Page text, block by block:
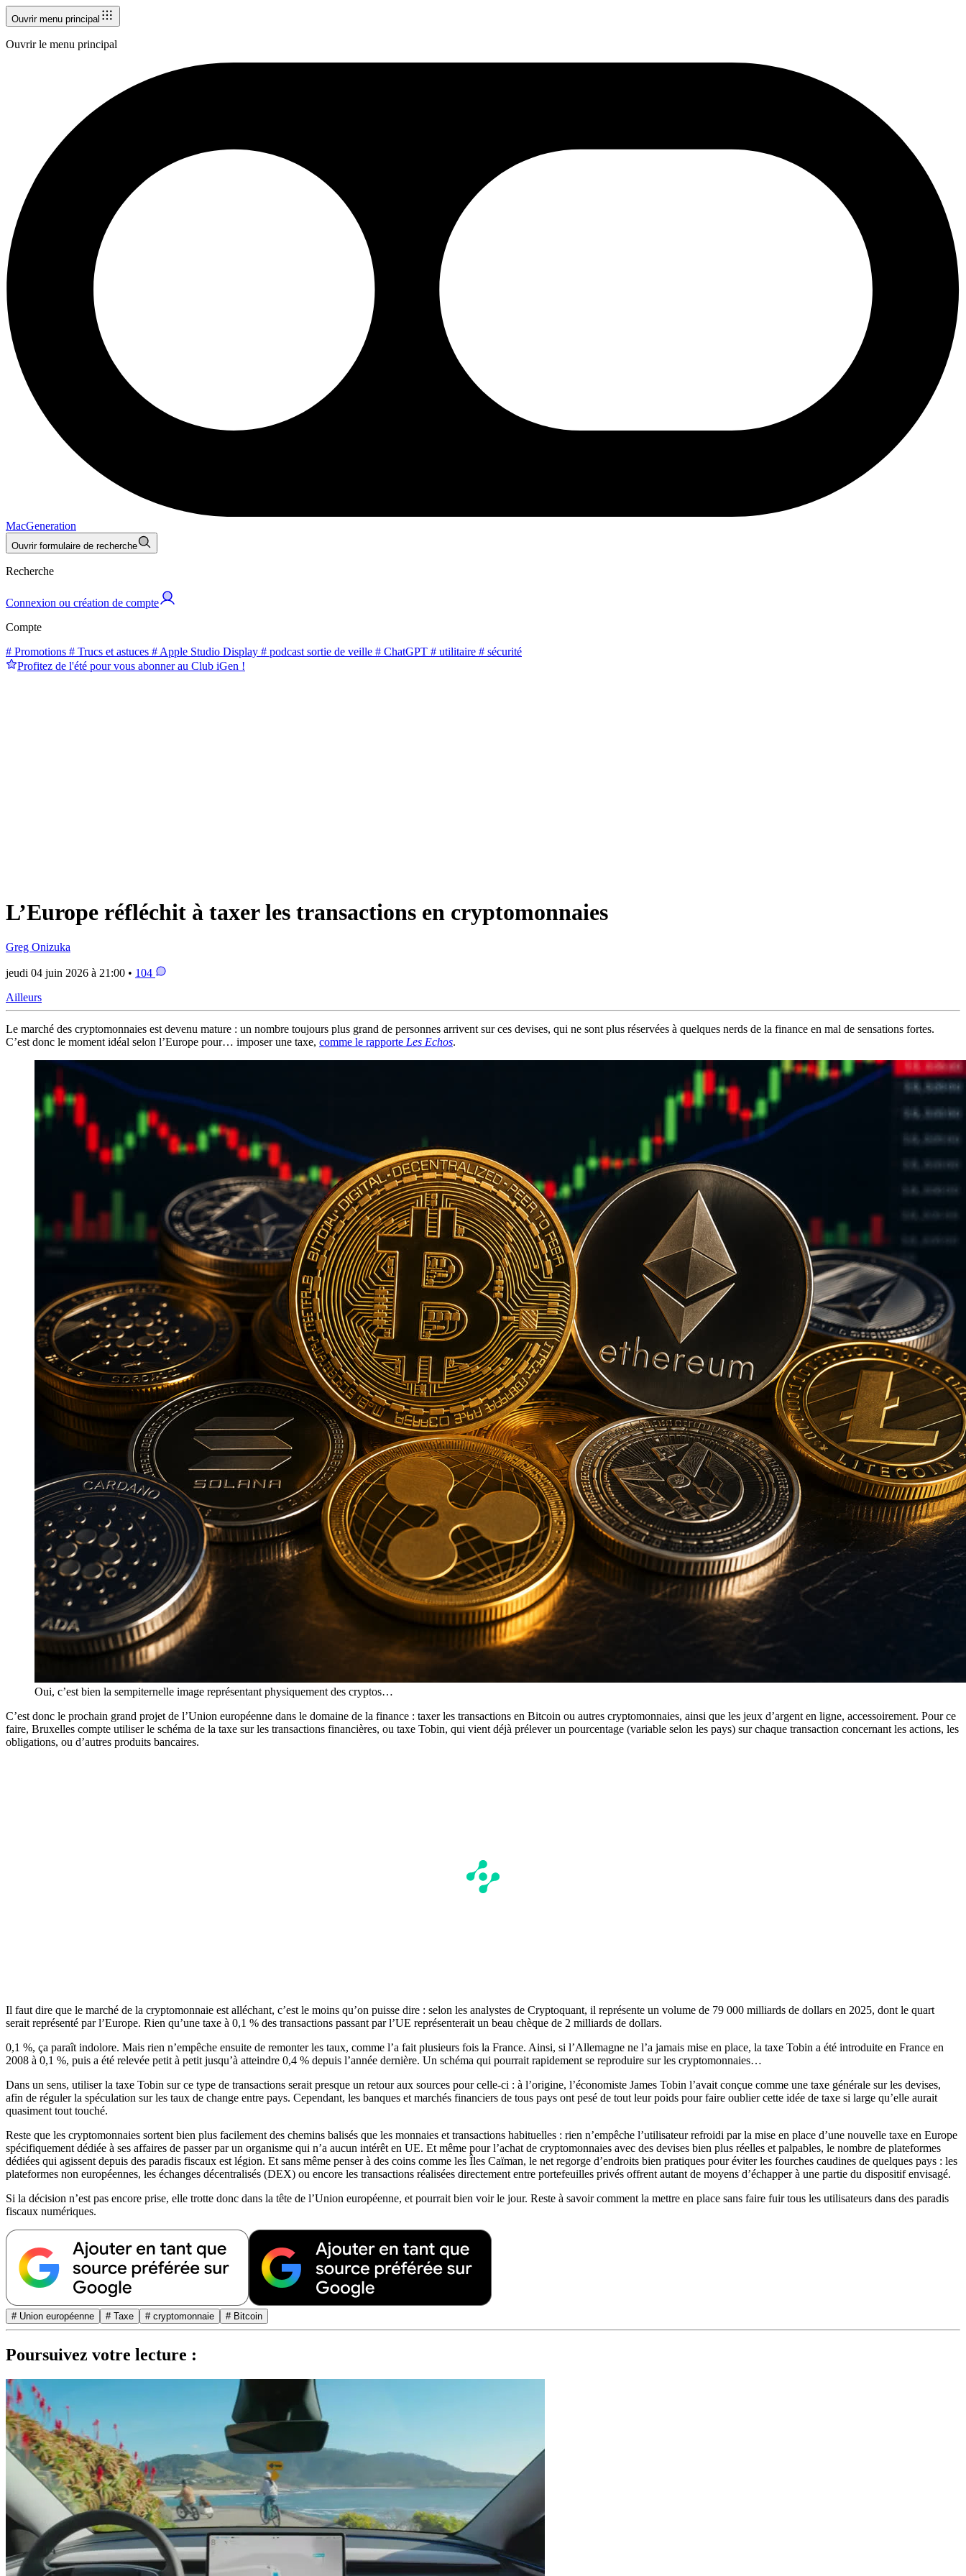
Ouvrir menu principal
Ouvrir le menu principal
MacGeneration
Ouvrir formulaire de recherche
Recherche
Connexion ou création de compte
Compte
# Promotions # Trucs et astuces # Apple Studio Display # podcast sortie de veille # ChatGPT # utilitaire # sécurité
Profitez de l'été pour vous abonner au Club iGen !
L’Europe réfléchit à taxer les transactions en cryptomonnaies
Greg Onizuka
jeudi 04 juin 2026 à 21:00 • 104
Ailleurs
Le marché des cryptomonnaies est devenu mature : un nombre toujours plus grand de personnes arrivent sur ces devises, qui ne sont plus réservées à quelques nerds de la finance en mal de sensations fortes.
C’est donc le moment idéal selon l’Europe pour… imposer une taxe, comme le rapporte Les Echos.
Oui, c’est bien la sempiternelle image représentant physiquement des cryptos…
C’est donc le prochain grand projet de l’Union européenne dans le domaine de la finance : taxer les transactions en Bitcoin ou autres cryptomonnaies, ainsi que les jeux d’argent en ligne, accessoirement. Pour ce
faire, Bruxelles compte utiliser le schéma de la taxe sur les transactions financières, ou taxe Tobin, qui vient déjà prélever un pourcentage (variable selon les pays) sur chaque transaction concernant les actions, les
obligations, ou d’autres produits bancaires.
Il faut dire que le marché de la cryptomonnaie est alléchant, c’est le moins qu’on puisse dire : selon les analystes de Cryptoquant, il représente un volume de 79 000 milliards de dollars en 2025, dont le quart
serait représenté par l’Europe. Rien qu’une taxe à 0,1 % des transactions passant par l’UE représenterait un beau chèque de 2 milliards de dollars.
0,1 %, ça paraît indolore. Mais rien n’empêche ensuite de remonter les taux, comme l’a fait plusieurs fois la France. Ainsi, si l’Allemagne ne l’a jamais mise en place, la taxe Tobin a été introduite en France en
2008 à 0,1 %, puis a été relevée petit à petit jusqu’à atteindre 0,4 % depuis l’année dernière. Un schéma qui pourrait rapidement se reproduire sur les cryptomonnaies…
Dans un sens, utiliser la taxe Tobin sur ce type de transactions serait presque un retour aux sources pour celle-ci : à l’origine, l’économiste James Tobin l’avait conçue comme une taxe générale sur les devises,
afin de réguler la spéculation sur les taux de change entre pays. Cependant, les banques et marchés financiers de tous pays ont pesé de tout leur poids pour faire oublier cette idée de taxe si large qu’elle aurait
quasiment tout touché.
Reste que les cryptomonnaies sortent bien plus facilement des chemins balisés que les monnaies et transactions habituelles : rien n’empêche l’utilisateur refroidi par la mise en place d’une nouvelle taxe en Europe
spécifiquement dédiée à ses affaires de passer par un organisme qui n’a aucun intérêt en UE. Et même pour l’achat de cryptomonnaies avec des devises bien plus réelles et palpables, le nombre de plateformes
dédiées qui agissent depuis des paradis fiscaux est légion. Et sans même penser à des coins comme les Îles Caïman, le net regorge d’endroits bien pratiques pour éviter les fourches caudines de quelques pays : les
plateformes non européennes, les échanges décentralisés (DEX) ou encore les transactions réalisées directement entre portefeuilles privés offrent autant de moyens d’échapper à une partie du dispositif envisagé.
Si la décision n’est pas encore prise, elle trotte donc dans la tête de l’Union européenne, et pourrait bien voir le jour. Reste à savoir comment la mettre en place sans faire fuir tous les utilisateurs dans des paradis
fiscaux numériques.
# Union européenne # Taxe # cryptomonnaie # Bitcoin
Poursuivez votre lecture :